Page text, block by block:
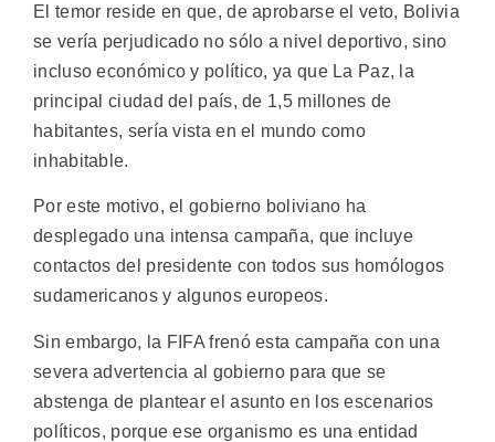
El temor reside en que, de aprobarse el veto, Bolivia
se vería perjudicado no sólo a nivel deportivo, sino
incluso económico y político, ya que La Paz, la
principal ciudad del país, de 1,5 millones de
habitantes, sería vista en el mundo como
inhabitable.
Por este motivo, el gobierno boliviano ha
desplegado una intensa campaña, que incluye
contactos del presidente con todos sus homólogos
sudamericanos y algunos europeos.
Sin embargo, la FIFA frenó esta campaña con una
severa advertencia al gobierno para que se
abstenga de plantear el asunto en los escenarios
políticos, porque ese organismo es una entidad